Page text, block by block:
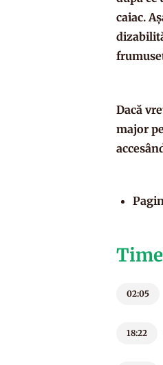
caiac.
Dacă
major
02:05
18:22